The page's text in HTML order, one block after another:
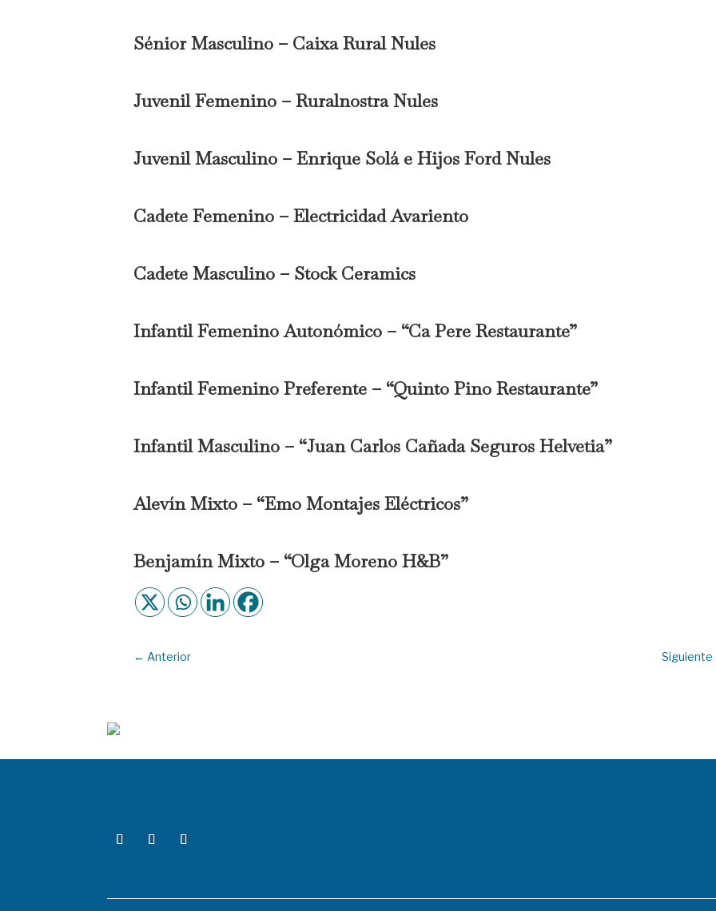
Sénior Masculino – Caixa Rural Nules
Juvenil Femenino – Ruralnostra Nules
Juvenil Masculino – Enrique Solá e Hijos Ford Nules
Cadete Femenino – Electricidad Avariento
Cadete Masculino – Stock Ceramics
Infantil Femenino Autonómico – “Ca Pere Restaurante”
Infantil Femenino Preferente – “Quinto Pino Restaurante”
Infantil Masculino – “Juan Carlos Cañada Seguros Helvetia”
Alevín Mixto – “Emo Montajes Eléctricos”
Benjamín Mixto – “Olga Moreno H&B”
← Anterior Siguiente